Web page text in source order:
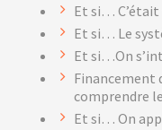
Et si…
Et si… Le
Et si…On
Financement
comprendre
Et si… On